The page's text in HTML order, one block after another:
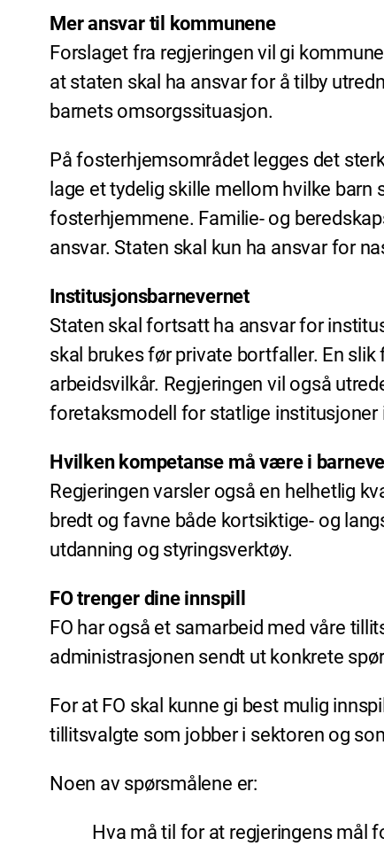
Mer ansvar til kommunene
Forslaget fra regjeringen vil gi
at staten skal ha ansvar for å tilby
barnets omsorgssituasjon.
På fosterhjemsområdet legges det
lage et tydelig skille mellom hvilke
fosterhjemmene. Familie- og
ansvar. Staten skal kun ha ansvar for
Institusjonsbarnevernet
Staten skal fortsatt ha ansvar for
skal brukes før private bortfaller. En
arbeidsvilkår. Regjeringen vil også
foretaksmodell for statlige institusjoner
Hvilken kompetanse må være i
Regjeringen varsler også en helhetlig
bredt og favne både kortsiktige- og
utdanning og styringsverktøy.
FO trenger dine innspill
FO har også et samarbeid med våre
administrasjonen sendt ut konkrete
For at FO skal kunne gi best mulig
tillitsvalgte som jobber i sektoren og
Noen av spørsmålene er:
Hva må til for at regjeringens mål